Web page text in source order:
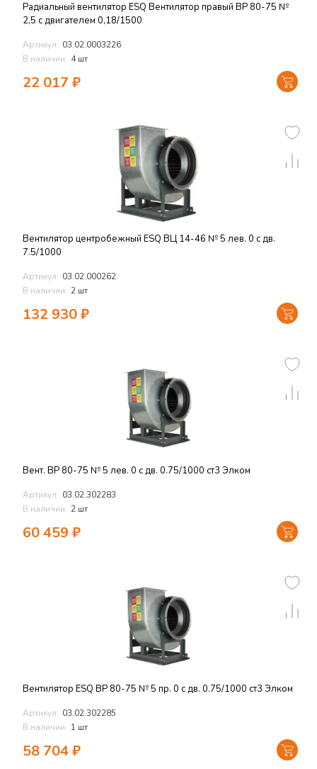
Радиальный вентилятор ESQ Вентилятор правый ВР 80-75 №
2,5 с двигателем 0,18/1500
Артикул: 03.02.0003226
В наличии: 4 шт
22 017 ₽
Вентилятор центробежный ESQ ВЦ 14-46 № 5 лев. 0 с дв.
7.5/1000
Артикул: 03.02.000262
В наличии: 2 шт
132 930₽
Вент. ВР 80-75 № 5 лев. 0 с дв. 0.75/1000 ст3 Элком
Артикул: 03.02.302283
В наличии: 2 шт
60 459 ₽
Вентилятор ESQ ВР 80-75 № 5 пр. 0 с дв. 0.75/1000 ст3 Элком
Артикул: 03.02.302285
В наличии: 1 шт
58 704₽